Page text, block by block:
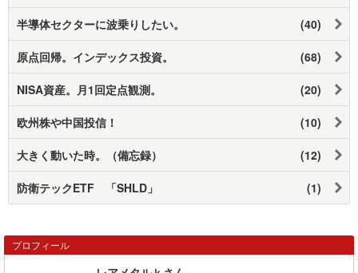
半導体セクターに波乗りしたい。 (40)
原点回帰。インデックス投資。 (68)
NISA資産。月1回定点観測。 (20)
欧州株や中国投信！ (10)
大きく動いた時。（備忘録） (12)
防衛テックETF 「SHLD」 (1)
プロフィール